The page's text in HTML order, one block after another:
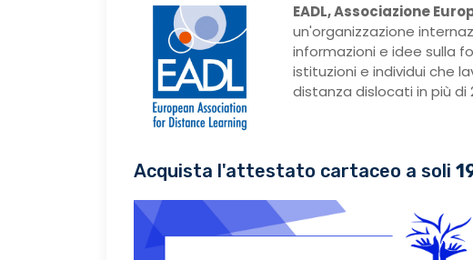
EADL, Associazione
un'organizzazione
informazioni e idee sulla
istituzioni e individui che
distanza dislocati in più di
Acquista l'attestato cartaceo a soli